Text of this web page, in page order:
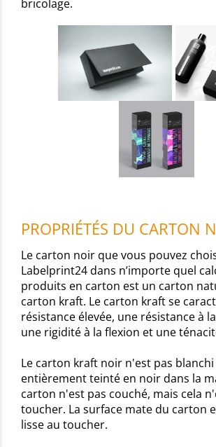
bricolage.
PROPRIÉTÉS DU CARTON
Le carton noir que vous pouvez
Labelprint24 dans n’importe quel
produits en carton est un carton
carton kraft. Le carton kraft se
résistance élevée, une résistance à
une rigidité à la flexion et une
Le carton kraft noir n'est pas
entièrement teinté en noir dans la
carton n'est pas couché, mais cela
toucher. La surface mate du carton
lisse au toucher.